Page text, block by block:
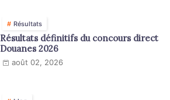
Résultats
Résultats définitifs du concours direct
Douanes 2026
août 02, 2026